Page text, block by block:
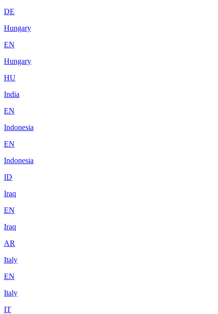
DE
Hungary
EN
Hungary
HU
India
EN
Indonesia
EN
Indonesia
ID
Iraq
EN
Iraq
AR
Italy
EN
Italy
IT